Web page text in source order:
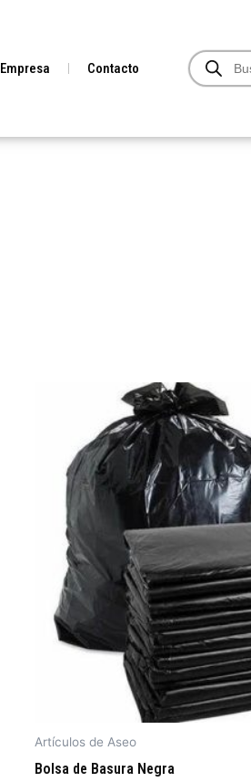
Empresa Contacto
Búsqueda
de
productos
Artículos de Aseo
Bolsa de Basura Negra